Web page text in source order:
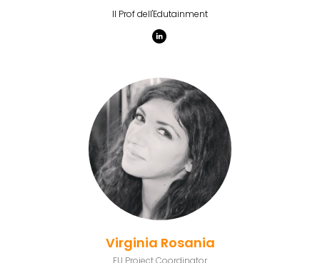
Il Prof dell'Edutainment
Virginia Rosania